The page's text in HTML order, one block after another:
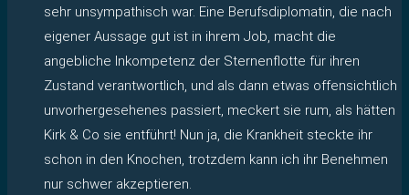
sehr unsympathisch war. Eine Berufsdiplomatin, die nach
eigener Aussage gut ist in ihrem Job, macht die
angebliche Inkompetenz der Sternenflotte für ihren
Zustand verantwortlich, und als dann etwas offensichtlich
unvorhergesehenes passiert, meckert sie rum, als hätten
Kirk & Co sie entführt! Nun ja, die Krankheit steckte ihr
schon in den Knochen, trotzdem kann ich ihr Benehmen
nur schwer akzeptieren.